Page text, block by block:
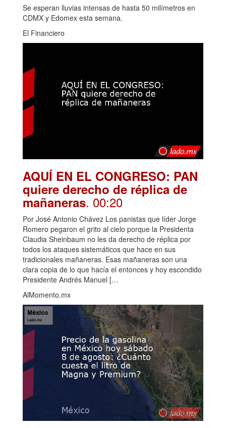
Se esperan lluvias intensas de hasta 50 milímetros en
CDMX y Edomex esta semana.
El Financiero
AQUÍ EN EL CONGRESO: PAN
quiere derecho de réplica de
mañaneras. 00:20
Por José Antonio Chávez Los panistas que líder Jorge
Romero pegaron el grito al cielo porque la Presidenta
Claudia Sheinbaum no les da derecho de réplica por
todos los ataques sistemáticos que hace en sus
tradicionales mañaneras. Esas mañaneras son una
clara copia de lo que hacía el entonces y hoy escondido
Presidente Andrés Manuel […
AlMomento.mx